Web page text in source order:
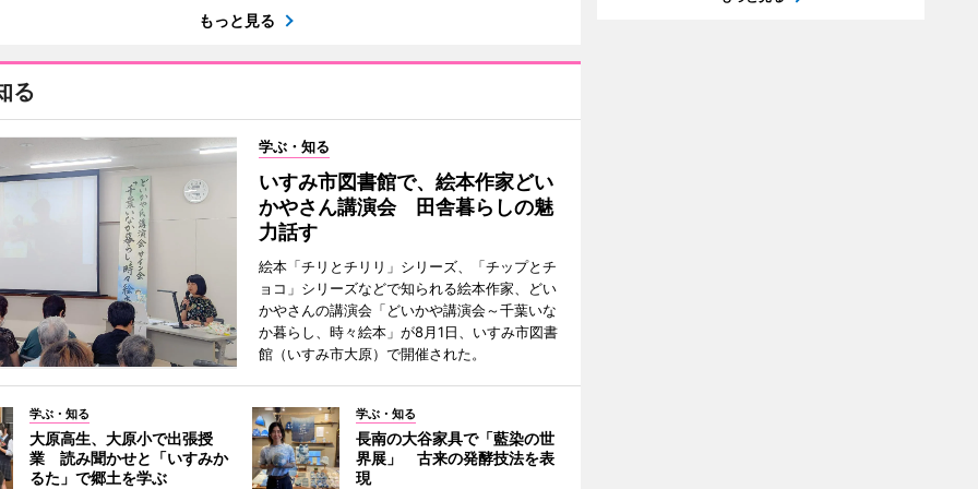
もっと見る
る
学ぶ・知る
いすみ市図書館で、絵本作家どい
かやさん講演会 田舎暮らしの魅
力話す
絵本「チリとチリリ」シリーズ、「チップとチ
ョコ」シリーズなどで知られる絵本作家、どい
かやさんの講演会「どいかや講演会～千葉いな
か暮らし、時々絵本」が8月1日、いすみ市図書
館（いすみ市大原）で開催された。
学ぶ・知る
大原高生、大原小で出張授
業 読み聞かせと「いすみか
るた」で郷土を学ぶ
学ぶ・知る
長南の大谷家具で「藍染の世
界展」 古来の発酵技法を表
現